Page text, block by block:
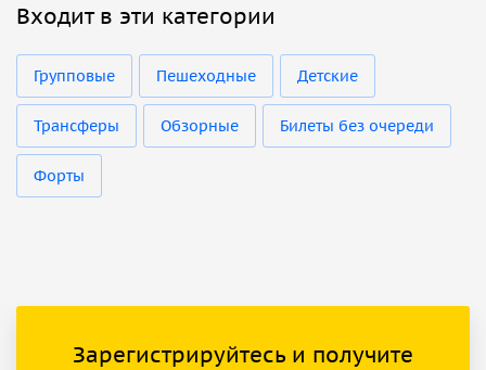
Входит в эти категории
Групповые Пешеходные Детские
Трансферы Обзорные Билеты без очереди
Форты
Зарегистрируйтесь и получите